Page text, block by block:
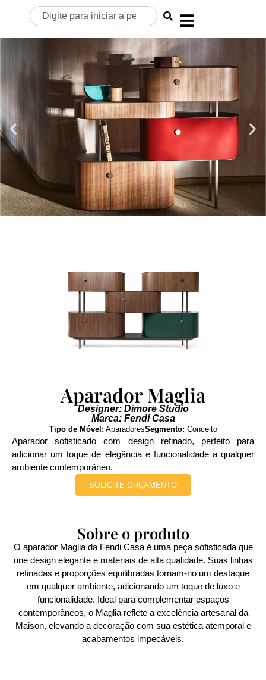
Aparador Maglia
Designer: Dimore Studio
Marca: Fendi Casa
Tipo de Móvel: AparadoresSegmento: Conceito
Aparador sofisticado com design refinado, perfeito para
adicionar um toque de elegância e funcionalidade a qualquer
ambiente contemporâneo.
SOLICITE ORÇAMENTO
Sobre o produto
O aparador Maglia da Fendi Casa é uma peça sofisticada que
une design elegante e materiais de alta qualidade. Suas linhas
refinadas e proporções equilibradas tornam-no um destaque
em qualquer ambiente, adicionando um toque de luxo e
funcionalidade. Ideal para complementar espaços
contemporâneos, o Maglia reflete a excelência artesanal da
Maison, elevando a decoração com sua estética atemporal e
acabamentos impecáveis.